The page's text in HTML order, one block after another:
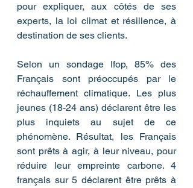
pour expliquer, aux côtés de ses
experts, la loi climat et résilience, à
destination de ses clients.
Selon un sondage Ifop, 85% des
Français sont préoccupés par le
réchauffement climatique. Les plus
jeunes (18-24 ans) déclarent être les
plus inquiets au sujet de ce
phénomène. Résultat, les Français
sont prêts à agir, à leur niveau, pour
réduire leur empreinte carbone. 4
français sur 5 déclarent être prêts à